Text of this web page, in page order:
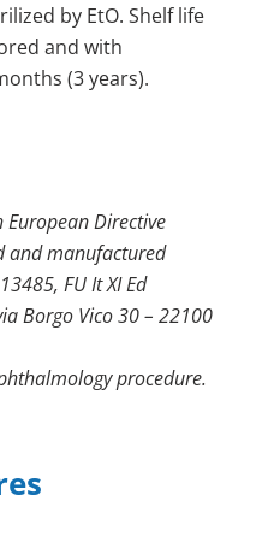
by EtO. Shelf life
and with
(3 years).
European Directive
and manufactured
FU It XI Ed
Borgo Vico 30 – 22100
procedure.